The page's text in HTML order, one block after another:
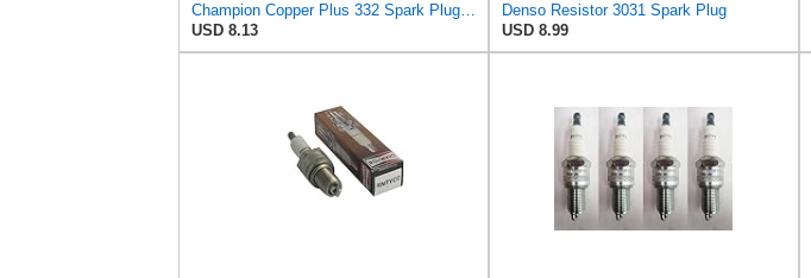
Champion Copper Plus 332 Spark Plug (Carton of 1) - RN7YC
USD 8.13
Denso Resistor 3031 Spark Plug
USD 8.99